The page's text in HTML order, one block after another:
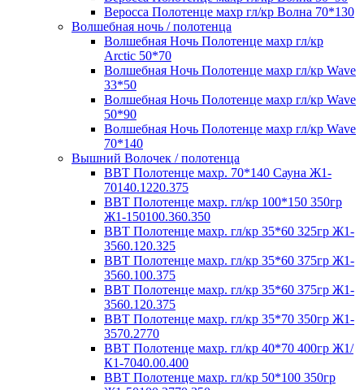
Веросса Полотенце махр гл/кр Волна 70*130
Волшебная ночь / полотенца
Волшебная Ночь Полотенце махр гл/кр
Arctic 50*70
Волшебная Ночь Полотенце махр гл/кр Wave
33*50
Волшебная Ночь Полотенце махр гл/кр Wave
50*90
Волшебная Ночь Полотенце махр гл/кр Wave
70*140
Вышний Волочек / полотенца
ВВТ Полотенце махр. 70*140 Сауна Ж1-
70140.1220.375
ВВТ Полотенце махр. гл/кр 100*150 350гр
Ж1-150100.360.350
ВВТ Полотенце махр. гл/кр 35*60 325гр Ж1-
3560.120.325
ВВТ Полотенце махр. гл/кр 35*60 375гр Ж1-
3560.100.375
ВВТ Полотенце махр. гл/кр 35*60 375гр Ж1-
3560.120.375
ВВТ Полотенце махр. гл/кр 35*70 350гр Ж1-
3570.2770
ВВТ Полотенце махр. гл/кр 40*70 400гр Ж1/
К1-7040.00.400
ВВТ Полотенце махр. гл/кр 50*100 350гр